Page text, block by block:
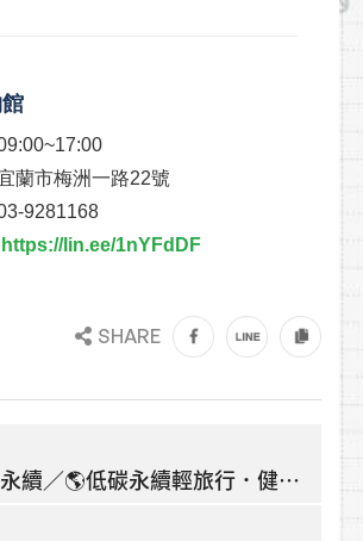
蘭市梅洲一路22號
9281168
https://lin.ee/1nYFdDF
SHARE
續／🌎低碳永續輕旅行．健康